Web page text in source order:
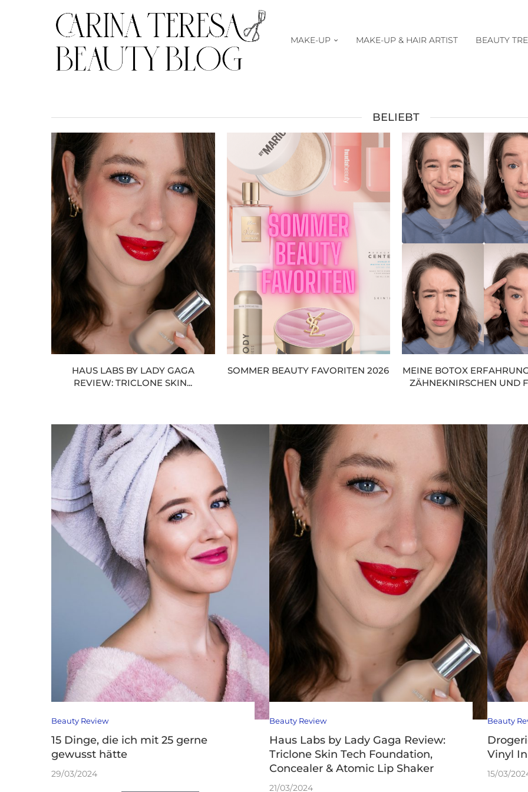
MAKE-UP MAKE-UP & HAIR ARTIST BEAUTY
BELIEBT
HAUS LABS BY LADY GAGA
REVIEW: TRICLONE SKIN...
SOMMER BEAUTY FAVORITEN 2026
MEINE BOTOX
ZÄHNEKNIRSCHEN UND
Beauty Review
15 Dinge, die ich mit 25 gerne
gewusst hätte
29/03/2024
Beauty Review
Haus Labs by Lady Gaga Review:
Triclone Skin Tech Foundation,
Concealer & Atomic Lip Shaker
21/03/2024
Beauty
Vinyl
15/03/